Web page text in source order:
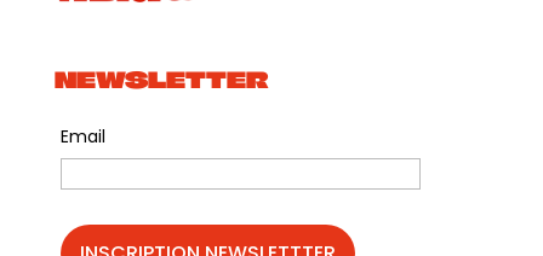
NEWSLETTER
Email